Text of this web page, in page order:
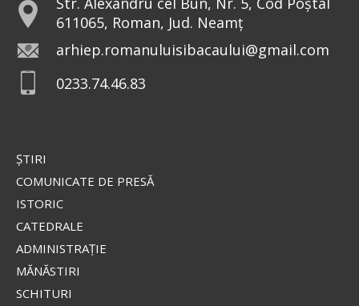
611065, Roman, Jud. Neamț
arhiep.romanuluisibacaului@gmail.com
0233.74.46.83
ŞTIRI
COMUNICATE DE PRESĂ
ISTORIC
CATEDRALE
ADMINISTRAŢIE
MĂNĂSTIRI
SCHITURI